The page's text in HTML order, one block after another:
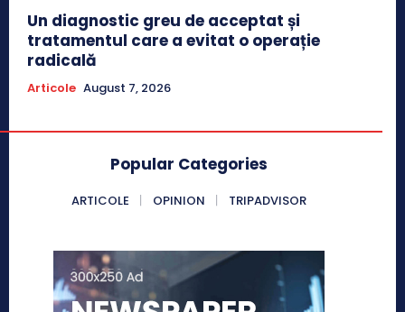
Un diagnostic greu de acceptat și
tratamentul care a evitat o operație
radicală
Articole August 7, 2026
Popular Categories
ARTICOLE OPINION TRIPADVISOR